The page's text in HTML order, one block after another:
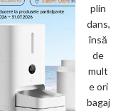
plin
dans,
însă
de
mult
e ori
bagaj